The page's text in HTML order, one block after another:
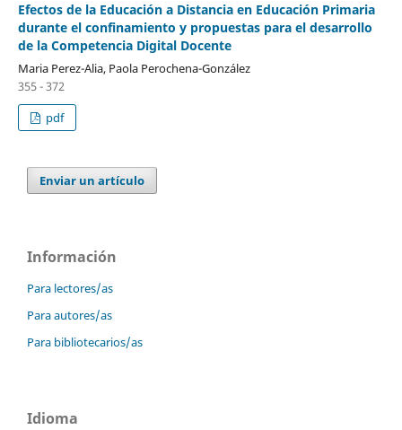
Efectos de la Educación a Distancia en Educación Primaria
durante el confinamiento y propuestas para el desarrollo
de la Competencia Digital Docente
Maria Perez-Alia, Paola Perochena-González
355 - 372
pdf
Enviar un artículo
Información
Para lectores/as
Para autores/as
Para bibliotecarios/as
Idioma